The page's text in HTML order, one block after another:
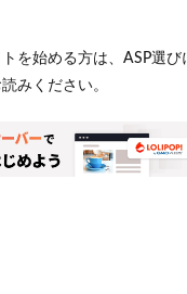
を始める方は、ASP選び
みください。